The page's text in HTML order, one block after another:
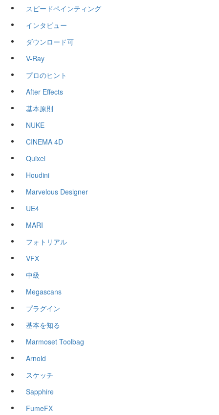
スピードペインティング
インタビュー
ダウンロード可
V-Ray
プロのヒント
After Effects
基本原則
NUKE
CINEMA 4D
Quixel
Houdini
Marvelous Designer
UE4
MARI
フォトリアル
VFX
中級
Megascans
プラグイン
基本を知る
Marmoset Toolbag
Arnold
スケッチ
Sapphire
FumeFX